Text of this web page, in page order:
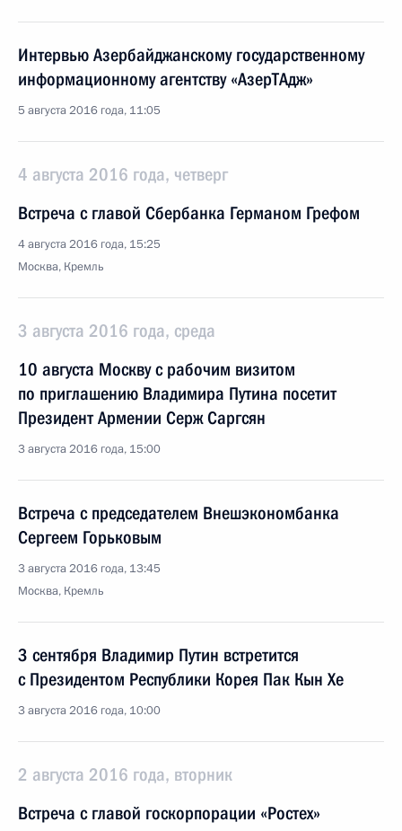
Интервью Азербайджанскому государственному
информационному агентству «АзерТАдж»
5 августа 2016 года, 11:05
4 августа 2016 года, четверг
Встреча с главой Сбербанка Германом Грефом
4 августа 2016 года, 15:25
Москва, Кремль
3 августа 2016 года, среда
10 августа Москву с рабочим визитом
по приглашению Владимира Путина посетит
Президент Армении Серж Саргсян
3 августа 2016 года, 15:00
Встреча с председателем Внешэкономбанка
Сергеем Горьковым
3 августа 2016 года, 13:45
Москва, Кремль
3 сентября Владимир Путин встретится
с Президентом Республики Корея Пак Кын Хе
3 августа 2016 года, 10:00
2 августа 2016 года, вторник
Встреча с главой госкорпорации «Ростех»